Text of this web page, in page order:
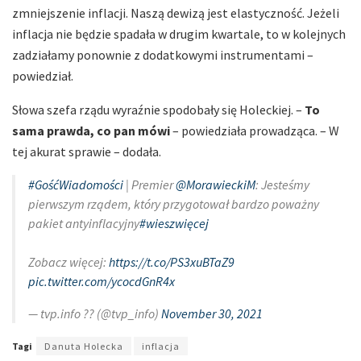
zmniejszenie inflacji. Naszą dewizą jest elastyczność. Jeżeli
inflacja nie będzie spadała w drugim kwartale, to w kolejnych
zadziałamy ponownie z dodatkowymi instrumentami –
powiedział.
Słowa szefa rządu wyraźnie spodobały się Holeckiej. – To
sama prawda, co pan mówi– powiedziała prowadząca. – W
tej akurat sprawie – dodała.
#GośćWiadomości | Premier@MorawieckiM: Jesteśmy
pierwszym rządem, który przygotował bardzo poważny
pakiet antyinflacyjny#wieszwięcej
Zobacz więcej: https://t.co/PS3xuBTaZ9
pic.twitter.com/ycocdGnR4x
— tvp.info ?? (@tvp_info) November 30, 2021
Tagi Danuta Holecka inflacja